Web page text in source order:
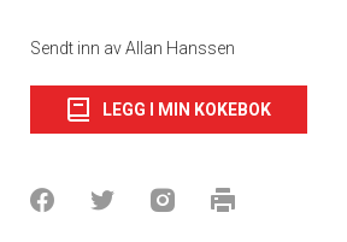
Sendt inn av Allan Hanssen
LEGG I MIN KOKEBOK